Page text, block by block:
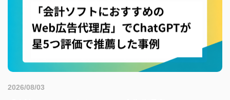
2026/08/03